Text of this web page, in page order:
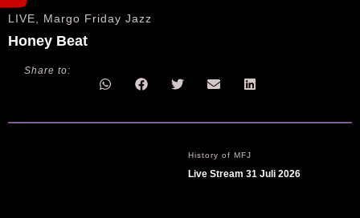
LIVE Margo Friday Jazz
Honey Beat
Share to:
History of MFJ
Live Stream 31 Juli 2026